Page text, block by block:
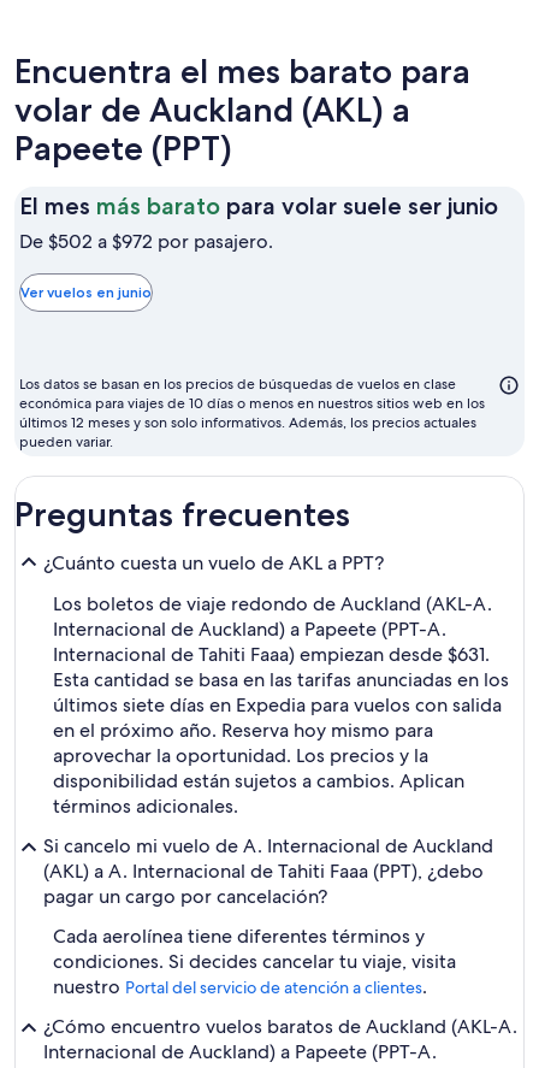
Encuentra el mes barato para
volar de Auckland (AKL) a
Papeete (PPT)
El mes más barato para volar suele ser junioEl
De $502 a $972 por pasajero.
Ver vuelos en junio
Los datos se basan en los precios de búsquedas de vuelos en clase
económica para viajes de 10 días o menos en nuestros sitios web en los
últimos 12 meses y son solo informativos. Además, los precios actuales
pueden variar.
Preguntas frecuentes
¿Cuánto cuesta un vuelo de AKL a PPT?
Los boletos de viaje redondo de Auckland (AKL-A.
Internacional de Auckland) a Papeete (PPT-A.
Internacional de Tahiti Faaa) empiezan desde $631.
Esta cantidad se basa en las tarifas anunciadas en los
últimos siete días en Expedia para vuelos con salida
en el próximo año. Reserva hoy mismo para
aprovechar la oportunidad. Los precios y la
disponibilidad están sujetos a cambios. Aplican
términos adicionales.
Si cancelo mi vuelo de A. Internacional de Auckland
(AKL) a A. Internacional de Tahiti Faaa (PPT), ¿debo
pagar un cargo por cancelación?
Cada aerolínea tiene diferentes términos y
condiciones. Si decides cancelar tu viaje, visita
nuestro Portal del servicio de atención a clientes.
¿Cómo encuentro vuelos baratos de Auckland (AKL-A.
Internacional de Auckland) a Papeete (PPT-A.